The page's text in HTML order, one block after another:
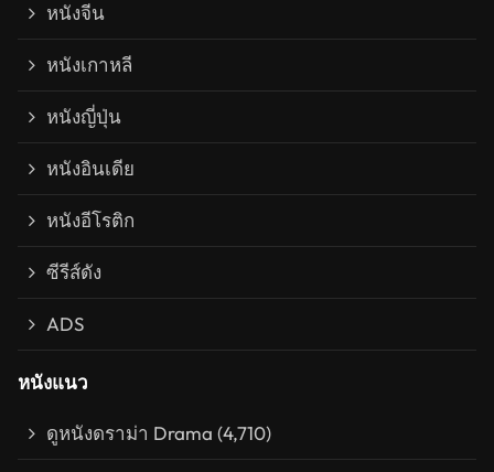
หนังจีน
หนังเกาหลี
หนังญี่ปุ่น
หนังอินเดีย
หนังอีโรติก
ซีรีส์ดัง
ADS
หนังแนว
ดูหนังดราม่า Drama (4,710)